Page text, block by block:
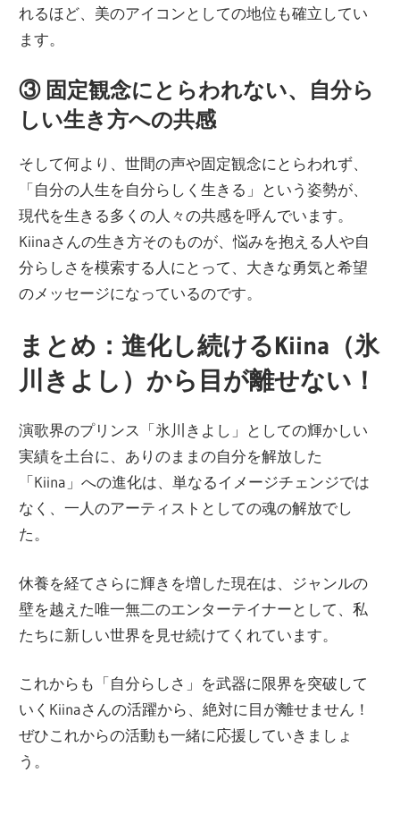
れるほど、美のアイコンとしての地位も確立してい
ます。
③ 固定観念にとらわれない、自分ら
しい生き方への共感
そして何より、世間の声や固定観念にとらわれず、
「自分の人生を自分らしく生きる」という姿勢が、
現代を生きる多くの人々の共感を呼んでいます。
Kiinaさんの生き方そのものが、悩みを抱える人や自
分らしさを模索する人にとって、大きな勇気と希望
のメッセージになっているのです。
まとめ：進化し続けるKiina（氷
川きよし）から目が離せない！
演歌界のプリンス「氷川きよし」としての輝かしい
実績を土台に、ありのままの自分を解放した
「Kiina」への進化は、単なるイメージチェンジでは
なく、一人のアーティストとしての魂の解放でし
た。
休養を経てさらに輝きを増した現在は、ジャンルの
壁を越えた唯一無二のエンターテイナーとして、私
たちに新しい世界を見せ続けてくれています。
これからも「自分らしさ」を武器に限界を突破して
いくKiinaさんの活躍から、絶対に目が離せません！
ぜひこれからの活動も一緒に応援していきましょ
う。